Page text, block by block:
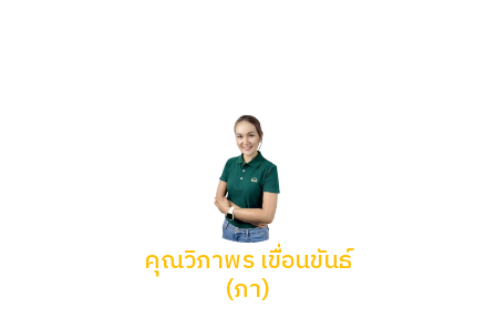
คุณวิภาพร เขื่อนขันธ์
(ภา)